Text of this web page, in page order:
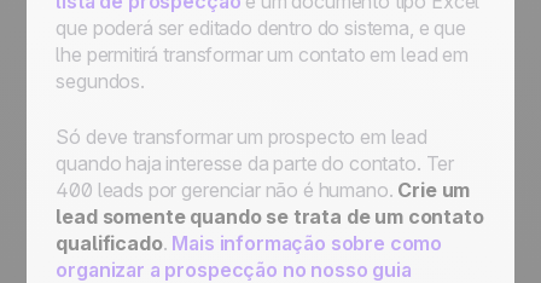
de vendas de sua escolha
Primeiros passos de automação:
automatizar processos para simplificar o seu
trabalho
que poderá ser editado dentro do sistema, e que
lhe permitirá transformar um contato em lead em
segundos.
Só deve transformar um prospecto em lead
quando haja interesse da parte do contato. Ter
400 leads por gerenciar não é humano. Crie um
lead somente quando se trata de um contato
qualificado. Mais informação sobre como
organizar a prospecção no nosso guia